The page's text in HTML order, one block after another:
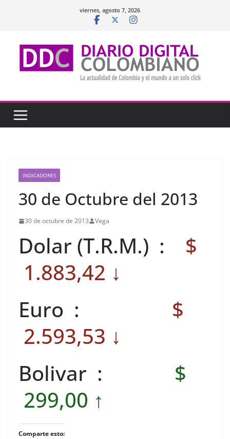
viernes, agosto 7, 2026
INDICADORES
30 de Octubre del 2013
30 de octubre de 2013 Vega
Dolar (T.R.M.) :
$
1.883,42 ↓
Euro :
$
2.593,53 ↓
Bolivar :
$
299,00 ↑
Comparte esto: